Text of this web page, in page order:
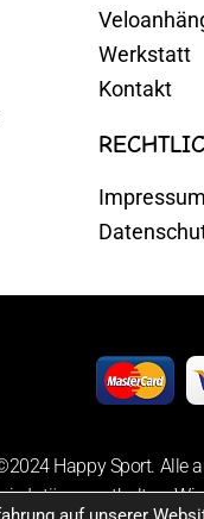
Werkstatt
Kontakt
Impressum
Happy Sport. Alle
Irrtümer enthalten.